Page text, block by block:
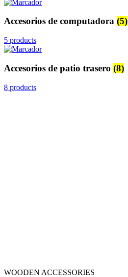
Accesorios de computadora (5)
5 products
Accesorios de patio trasero (8)
8 products
WOODEN ACCESSORIES